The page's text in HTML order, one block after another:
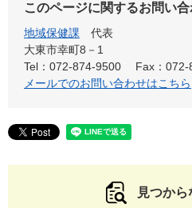
このページに関するお問い
地域保健課
代表
大東市幸町8－1
Tel：072-874-9500
Fax：072-
メールでのお問い合わせはこちら
見つか